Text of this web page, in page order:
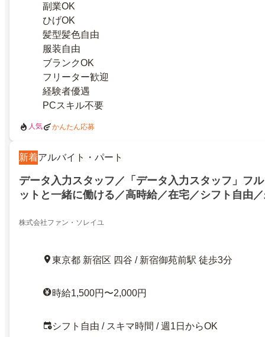
副業OK
ひげOK
髪型髪色自由
服装自由
ブランクOK
フリーター歓迎
経験者優遇
PCスキル不要
人気 かんたん応募
新着アルバイト・パート
データ入力スタッフ／「データ入力スタッフ」フ
ットと一緒に働ける／高時給／在宅／シフト自由
株式会社ファン・ソレイユ
東京都 新宿区 四谷 / 新宿御苑前駅 徒歩3分
時給1,500円〜2,000円
シフト自由 / スキマ時間 / 週1日からOK